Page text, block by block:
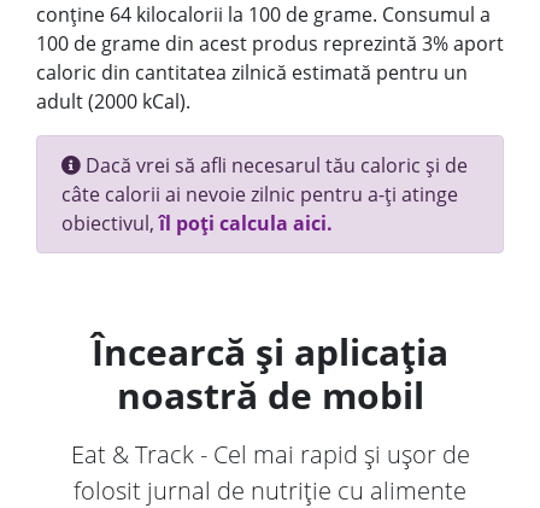
conține 64 kilocalorii la 100 de grame. Consumul a
100 de grame din acest produs reprezintă 3% aport
caloric din cantitatea zilnică estimată pentru un
adult (2000 kCal).
Dacă vrei să afli necesarul tău caloric și de
câte calorii ai nevoie zilnic pentru a-ți atinge
obiectivul,îl poți calcula aici.
Încearcă și aplicația
noastră de mobil
Eat & Track - Cel mai rapid și ușor de
folosit jurnal de nutriție cu alimente